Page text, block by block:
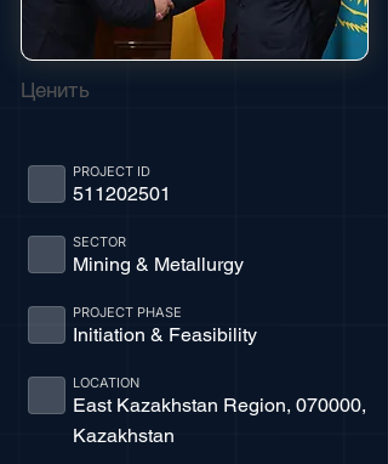
Ценить
511202501
PROJECT ID
Mining & Metallurgy
SECTOR
Initiation & Feasibility
PROJECT PHASE
East Kazakhstan Region, 070000,
Kazakhstan
LOCATION